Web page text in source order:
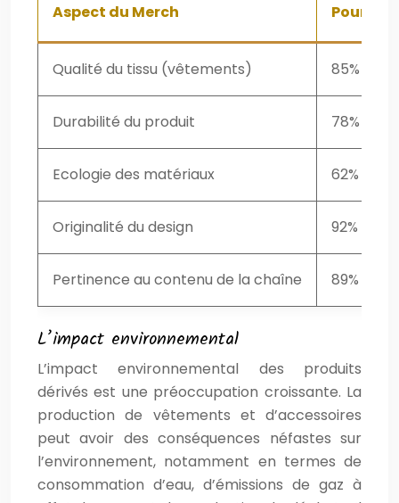
Aspect du Merch
Qualité du tissu (vêtements) 85%
Durabilité du produit 78%
Ecologie des matériaux 62%
Originalité du design 92%
Pertinence au contenu de la chaîne 89%
L’impact environnemental
L’impact environnemental des produits
dérivés est une préoccupation croissante. La
production de vêtements et d’accessoires
peut avoir des conséquences néfastes sur
l’environnement, notamment en termes de
consommation d’eau, d’émissions de gaz à